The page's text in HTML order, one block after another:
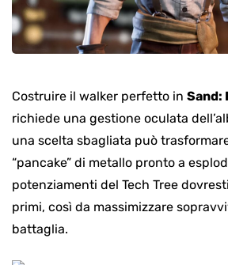
Costruire il walker perfetto in Sand:
richiede una gestione oculata
una scelta sbagliata può
“pancake” di metallo pronto a
potenziamenti del Tech Tree
primi, così da massimizzare
battaglia.